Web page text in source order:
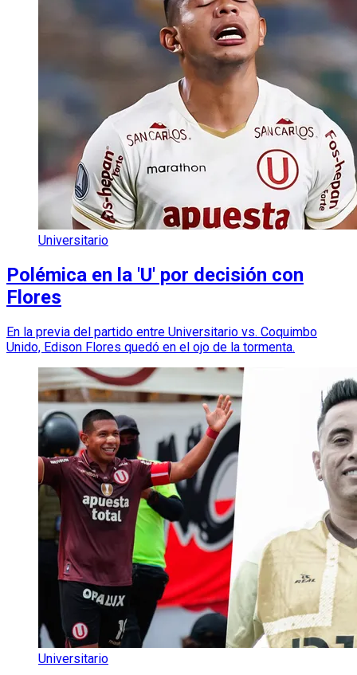
Universitario
Polémica en la 'U' por decisión con
Flores
En la previa del partido entre Universitario vs. Coquimbo
Unido, Edison Flores quedó en el ojo de la tormenta.
Universitario